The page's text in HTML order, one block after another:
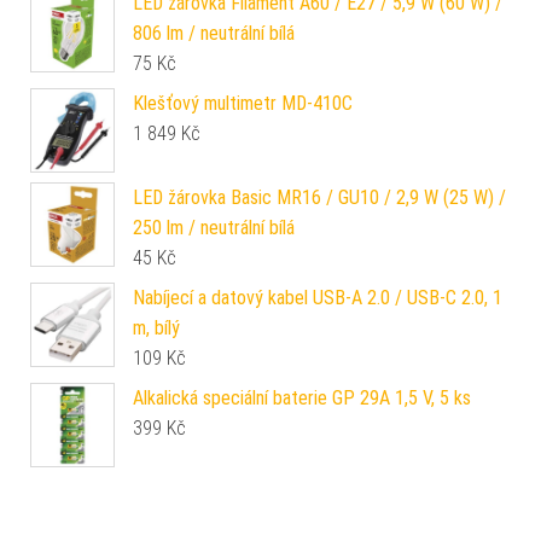
806 lm / neutrální bílá
75 Kč
Klešťový multimetr MD-410C
1 849 Kč
LED žárovka Basic MR16 / GU10 / 2,9 W (25 W) /
250 lm / neutrální bílá
45 Kč
Nabíjecí a datový kabel USB-A 2.0 / USB-C 2.0, 1
m, bílý
109 Kč
Alkalická speciální baterie GP 29A 1,5 V, 5 ks
399 Kč